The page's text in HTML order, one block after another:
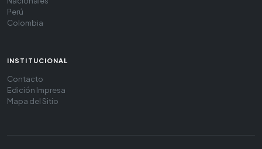
Perú
Colombia
INSTITUCIONAL
Contacto
Edición Impresa
Mapa del Sitio